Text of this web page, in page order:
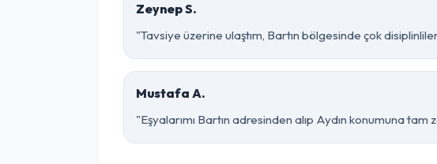
Zeynep S.
"Tavsiye üzerine ulaştım, Bartın bölgesinde çok
Mustafa A.
"Eşyalarımı Bartın adresinden alıp Aydın konumuna tam